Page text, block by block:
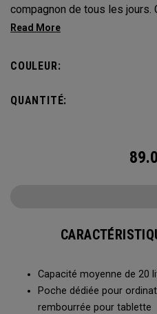
compagnon de tous les
actif, ce sac est suffisamment
ne pas vous alourdir. Doté
prêt à affronter tout ce que la
COULEUR:
QUANTITÉ:
Capacité moyenne de 20
Poche dédiée pour
rembourrée pour tablette